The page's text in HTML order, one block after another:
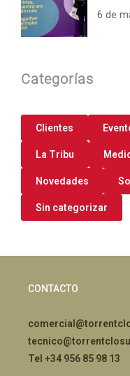
6 de
Categorías
Clientes
La Tribu
Novedades
Sin categorizar
CONTACTO
Tel +34 956 85 98 13